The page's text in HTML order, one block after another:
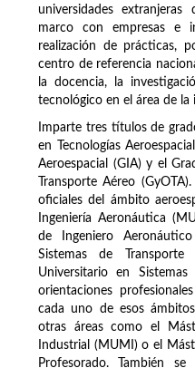
universidades
marco con empresas e
realización de prácticas,
centro de referencia
la docencia, la
tecnológico en el área de la
Imparte tres títulos de
en Tecnologías
Aeroespacial (GIA) y el
Transporte Aéreo
oficiales del ámbito
Ingeniería Aeronáutica
de Ingeniero
Sistemas de
Universitario en Sistemas
orientaciones
cada uno de esos
otras áreas como el
Industrial (MUMI) o el
Profesorado. También